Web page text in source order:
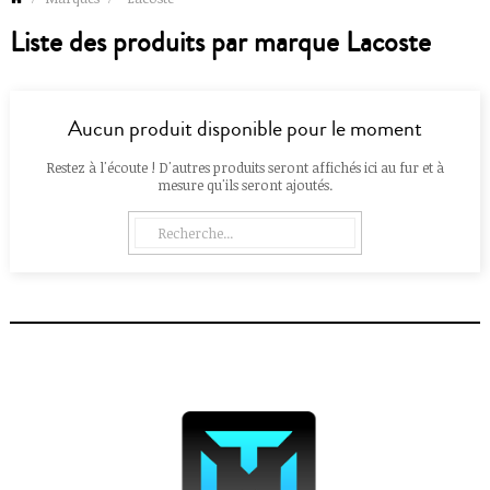
Liste des produits par marque Lacoste
Aucun produit disponible pour le moment
Restez à l'écoute ! D'autres produits seront affichés ici au fur et à
mesure qu'ils seront ajoutés.